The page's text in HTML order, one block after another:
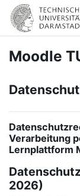
Zum Hauptinhalt
Moodle
Verarbeitung
Lernplattform
2026)